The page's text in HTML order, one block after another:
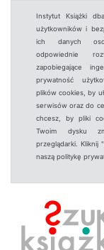
Instytut Książki
użytkowników i
ich danych
odpowiednie
zapobiegające
prywatność
plików cookies, by
serwisów oraz do
chcesz, by pliki
Twoim dysku
przeglądarki. Kliknij
naszą politykę